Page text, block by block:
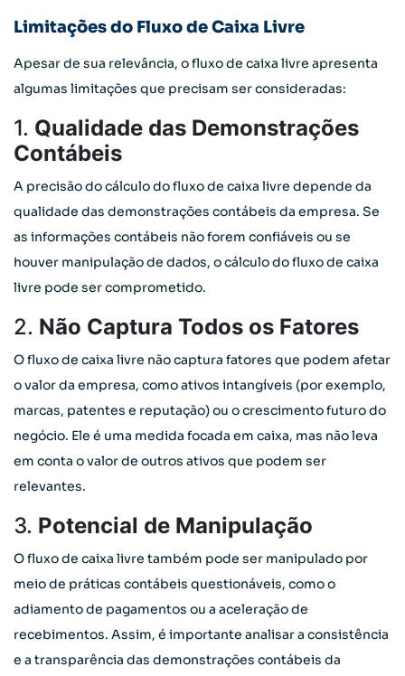
Limitações do Fluxo de Caixa Livre
Apesar de sua relevância, o fluxo de caixa livre apresenta
algumas limitações que precisam ser consideradas:
1. Qualidade das Demonstrações
Contábeis
A precisão do cálculo do fluxo de caixa livre depende da
qualidade das demonstrações contábeis da empresa. Se
as informações contábeis não forem confiáveis ou se
houver manipulação de dados, o cálculo do fluxo de caixa
livre pode ser comprometido.
2. Não Captura Todos os Fatores
O fluxo de caixa livre não captura fatores que podem afetar
o valor da empresa, como ativos intangíveis (por exemplo,
marcas, patentes e reputação) ou o crescimento futuro do
negócio. Ele é uma medida focada em caixa, mas não leva
em conta o valor de outros ativos que podem ser
relevantes.
3. Potencial de Manipulação
O fluxo de caixa livre também pode ser manipulado por
meio de práticas contábeis questionáveis, como o
adiamento de pagamentos ou a aceleração de
recebimentos. Assim, é importante analisar a consistência
e a transparência das demonstrações contábeis da